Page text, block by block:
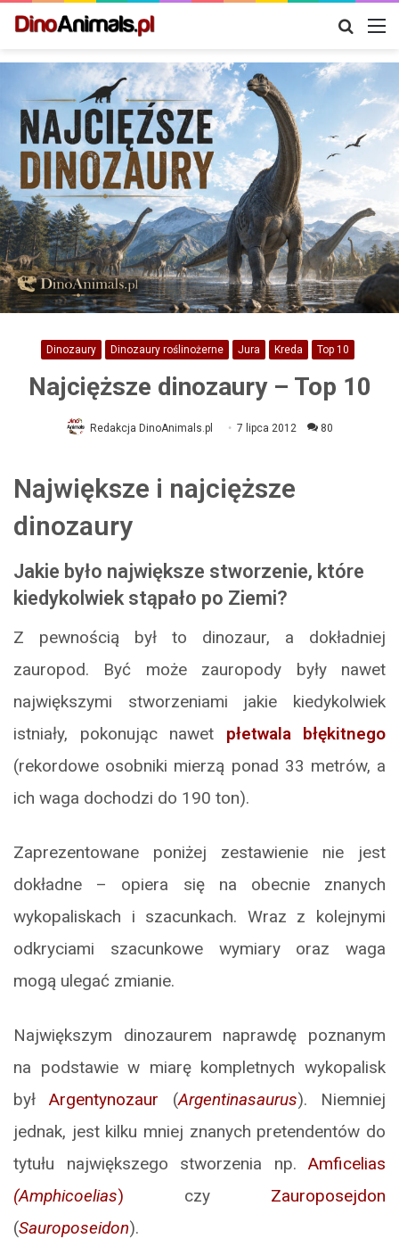
Szukaj
Dinozaury Dinozaury roślinożerne Jura Kreda Top 10
Najcięższe dinozaury – Top 10
Redakcja DinoAnimals.pl 7 lipca 2012 80
Największe i najcięższe
dinozaury
Jakie było największe stworzenie, które
kiedykolwiek stąpało po Ziemi?
Z pewnością był to dinozaur, a dokładniej
zauropod. Być może zauropody były nawet
największymi stworzeniami jakie kiedykolwiek
istniały, pokonując nawet płetwala błękitnego
(rekordowe osobniki mierzą ponad 33 metrów, a
ich waga dochodzi do 190 ton).
Zaprezentowane poniżej zestawienie nie jest
dokładne – opiera się na obecnie znanych
wykopaliskach i szacunkach. Wraz z kolejnymi
odkryciami szacunkowe wymiary oraz waga
mogą ulegać zmianie.
Największym dinozaurem naprawdę poznanym
na podstawie w miarę kompletnych wykopalisk
byłArgentynozaur (Argentinasaurus). Niemniej
jednak, jest kilku mniej znanych pretendentów do
tytułu największego stworzenia np. Amficelias
(Amphicoelias) czy Zauroposejdon
(Sauroposeidon).